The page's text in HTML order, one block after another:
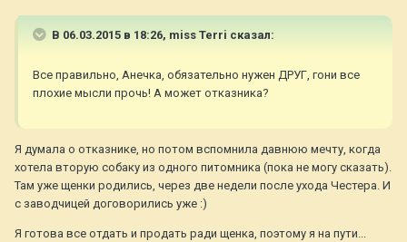
В 06.03.2015 в 18:26, miss Terri сказал:
Все правильно, Анечка, обязательно нужен ДРУГ, гони все
плохие мысли прочь! А может отказника?
Я думала о отказнике, но потом вспомнила давнюю мечту, когда
хотела вторую собаку из одного питомника (пока не могу сказать).
Там уже щенки родились, через две недели после ухода Честера. И
с заводчицей договорились уже :)
Я готова все отдать и продать ради щенка, поэтому я на пути...